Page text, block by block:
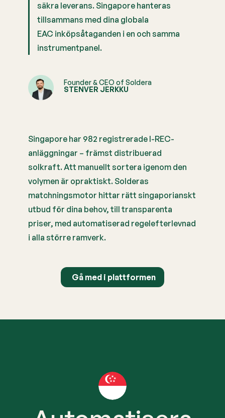
säkra leverans. Singapore hanteras
tillsammans med dina globala
EAC inköpsåtaganden i en och samma
instrumentpanel.
Founder & CEO of Soldera
STENVER JERKKU
Singapore har 982 registrerade I-REC-
anläggningar – främst distribuerad
solkraft. Att manuellt sortera igenom den
volymen är opraktiskt. Solderas
matchningsmotor hittar rätt singaporianskt
utbud för dina behov, till transparenta
priser, med automatiserad regelefterlevnad
i alla större ramverk.
Gå med i plattformen